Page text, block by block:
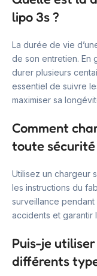
lipo 3s ?
La durée de vie
de son entretien. En
durer plusieurs
essentiel de suivre
maximiser sa
Comment
toute sécurité
Utilisez un chargeur
les instructions du
surveillance
accidents et garantir
Puis-je
différents